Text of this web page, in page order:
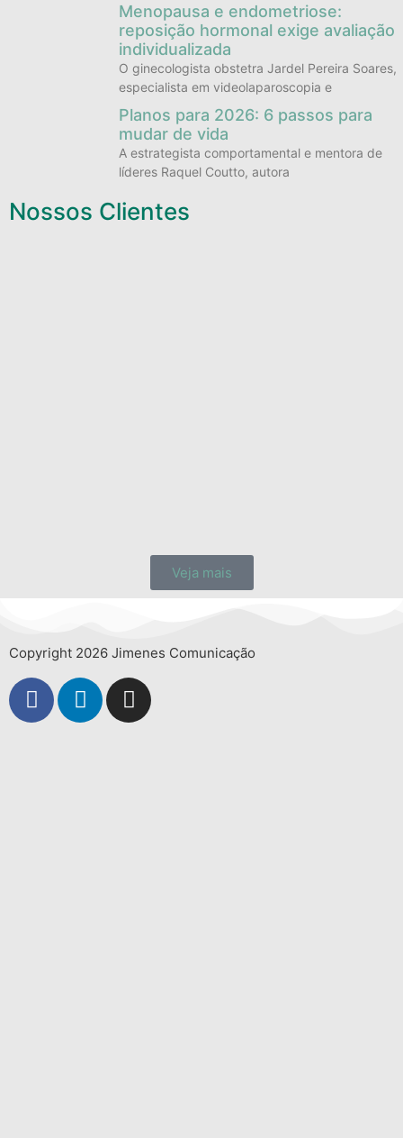
Menopausa e endometriose:
reposição hormonal exige avaliação
individualizada
O ginecologista obstetra Jardel Pereira Soares,
especialista em videolaparoscopia e
Planos para 2026: 6 passos para
mudar de vida
A estrategista comportamental e mentora de
líderes Raquel Coutto, autora
Nossos Clientes
Veja mais
Copyright 2026 Jimenes Comunicação